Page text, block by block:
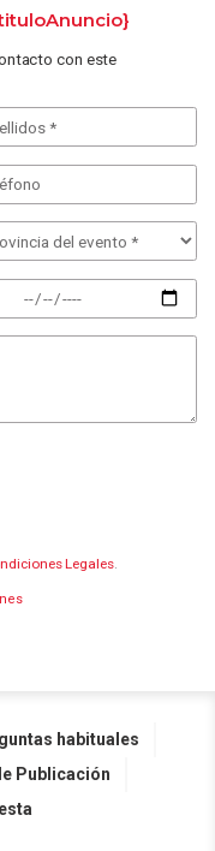
con este
Legales.
habituales
Publicación